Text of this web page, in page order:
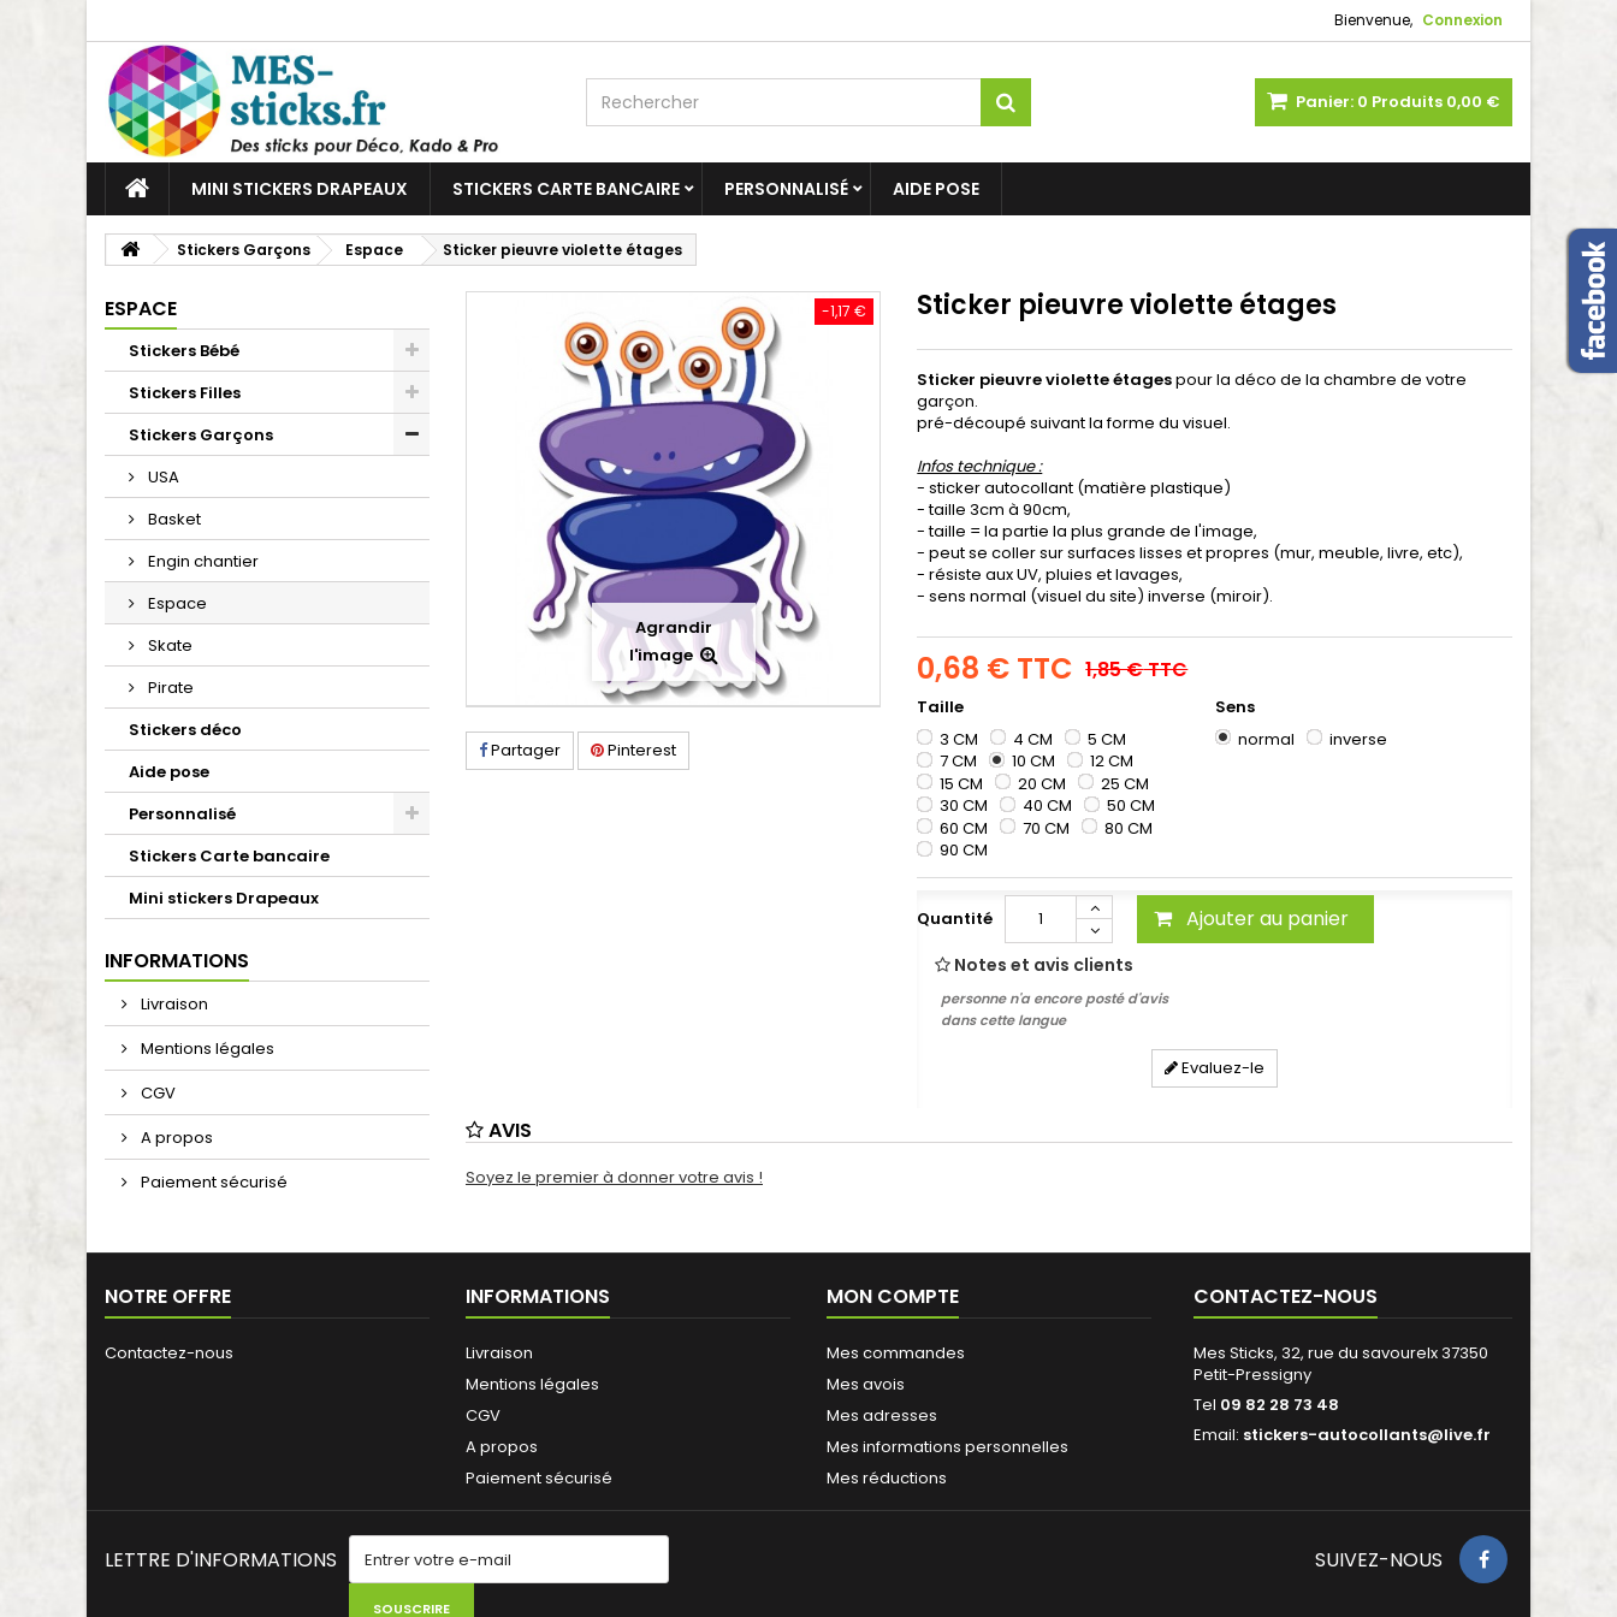
Bienvenue, Connexion
Panier: 0 Produits 0,00 €
MINI STICKERS DRAPEAUX STICKERS CARTE BANCAIRE PERSONNALISÉ AIDE POSE
Stickers Garçons Espace Sticker pieuvre violette étages
ESPACE
Stickers Bébé
Stickers Filles
Stickers Garçons
USA
Basket
Engin chantier
Espace
Skate
Pirate
Stickers déco
Aide pose
Personnalisé
Stickers Carte bancaire
Mini stickers Drapeaux
INFORMATIONS
Livraison
Mentions légales
CGV
A propos
Paiement sécurisé
-1,17 €
Agrandir
l'image
Partager Pinterest
Sticker pieuvre violette étages
Sticker pieuvre violette étagespour la déco de la chambre de votre
garçon.
pré-découpé suivant la forme du visuel.
Infos technique :
- sticker autocollant (matière plastique)
- taille 3cm à 90cm,
- taille = la partie la plus grande de l'image,
- peut se coller sur surfaces lisses et propres (mur, meuble, livre, etc),
- résiste aux UV, pluies et lavages,
- sens normal (visuel du site) inverse (miroir).
0,68 € TTC 1,85 €TTC
Taille
3 CM
4 CM
5 CM
7 CM
10 CM
12 CM
15 CM
20 CM
25 CM
30 CM
40 CM
50 CM
60 CM
70 CM
80 CM
90 CM
Sens
normal
inverse
Quantité Ajouter au panier
Notes et avis clients
personne n'a encore posté d'avis
dans cette langue
Evaluez-le
AVIS
Soyez le premier à donner votre avis !
NOTRE OFFRE
Contactez-nous
INFORMATIONS
Livraison
Mentions légales
CGV
A propos
Paiement sécurisé
MON COMPTE
Mes commandes
Mes avois
Mes adresses
Mes informations personnelles
Mes réductions
CONTACTEZ-NOUS
Mes Sticks, 32, rue du savourelx 37350
Petit-Pressigny
Tel 09 82 28 73 48
Email: stickers-autocollants@live.fr
LETTRE D'INFORMATIONS
SOUSCRIRE
SUIVEZ-NOUS